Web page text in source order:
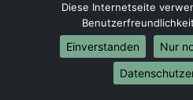
info@bochum-
Öffnungszeiten:Mo - Sa:
Diese Internetseite
Einverstanden
Nur